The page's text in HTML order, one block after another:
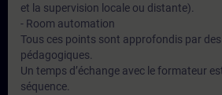
et la supervision locale ou distante).
- Room automation
Tous ces points sont approfondis par
pédagogiques.
Un temps d’échange avec le formateur
séquence.